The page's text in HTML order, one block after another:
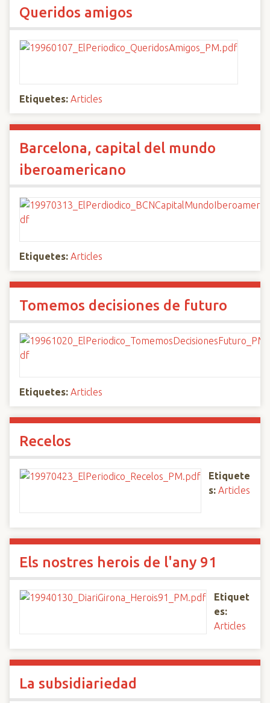
Queridos amigos
Etiquetes: Articles
Barcelona, capital del mundo
iberoamericano
Etiquetes: Articles
Tomemos decisiones de futuro
Etiquetes: Articles
Recelos
Etiquete
s: Articles
Els nostres herois de l'any 91
Etiquet
es:
Articles
La subsidiariedad